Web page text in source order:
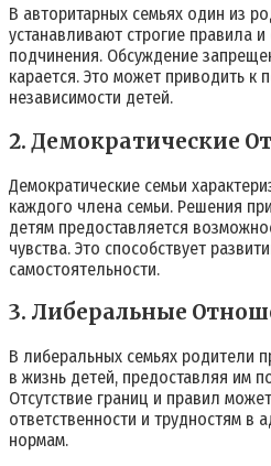
В авторитарных семьях один из
устанавливают строгие правила
подчинения. Обсуждение
карается. Это может приводить
независимости детей.
2. Демократические
Демократические семьи
каждого члена семьи. Решения
детям предоставляется
чувства. Это способствует
самостоятельности.
3. Либеральные
В либеральных семьях родители
в жизнь детей, предоставляя им
Отсутствие границ и правил
ответственности и трудностям в
нормам.